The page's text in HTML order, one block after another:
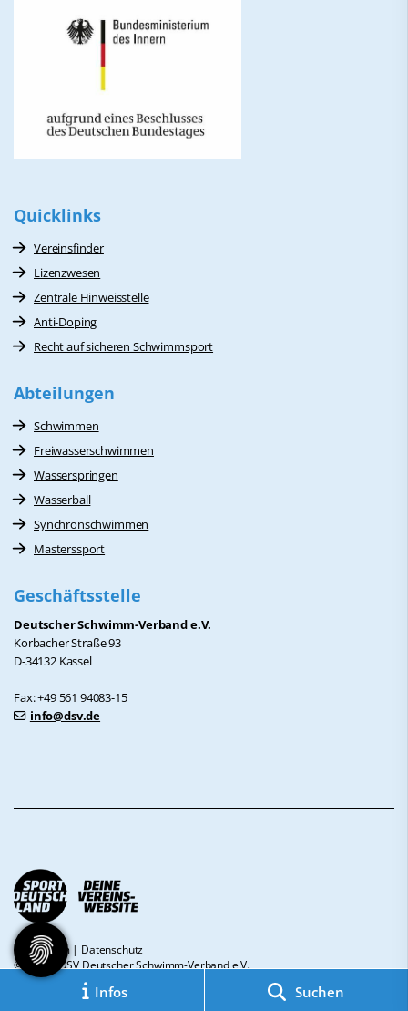
Infos Suchen
Quicklinks
Vereinsfinder
Lizenzwesen
Zentrale Hinweisstelle
Anti-Doping
Recht auf sicheren Schwimmsport
Abteilungen
Schwimmen
Freiwasserschwimmen
Wasserspringen
Wasserball
Synchronschwimmen
Masterssport
Geschäftsstelle
Deutscher Schwimm-Verband e.V.
Korbacher Straße 93
D-34132 Kassel
Fax: +49 561 94083-15
info@dsv.de
Impressum| Datenschutz
© 2026 - DSV Deutscher Schwimm-Verband e.V.
Diese Website ist gefördert durch das Projekt
„Sportdeutschland – Deine